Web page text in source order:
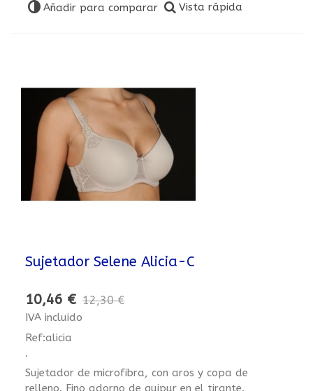
Añadir para comparar Vista rápida
Sujetador Selene Alicia-C
10,46 € 12,30 €
IVA incluido
Ref:alicia
.
Sujetador de microfibra, con aros y copa de
relleno. Fino adorno de guipur en el tirante.